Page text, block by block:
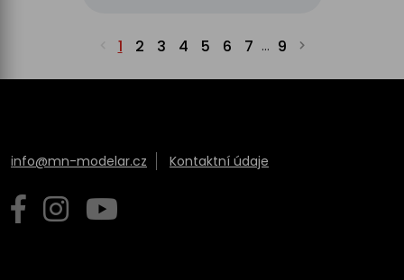
1 2 3 4 5 6 7 ... 9
info@mn-modelar.cz Kontaktní údaje